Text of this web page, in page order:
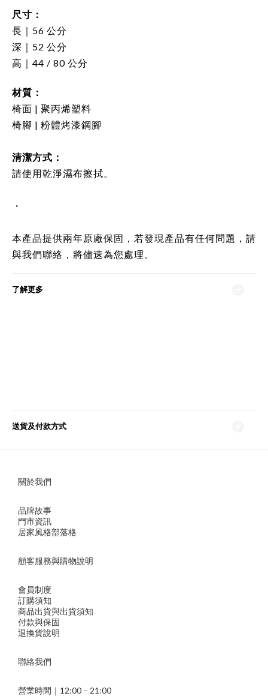
尺寸：
長｜56 公分
深｜52 公分
高｜44 / 80 公分
材質：
椅面 | 聚丙烯塑料
椅腳 | 粉體烤漆鋼腳
清潔方式：
請使用乾淨濕布擦拭。
・
本產品提供兩年原廠保固，若發現產品有任何問題，請
與我們聯絡，將儘速為您處理。
了解更多
送貨及付款方式
關於我們
品牌故事
門市資訊
居家風格部落格
顧客服務與購物說明
會員制度
訂購須知
商品出貨與出貨須知
付款與保固
退換貨說明
聯絡我們
營業時間｜12:00 – 21:00